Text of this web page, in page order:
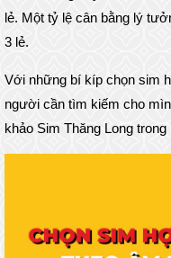
lẻ. Một tỷ lệ cân bằng lý
3 lẻ.
Với những bí kíp chọn sim
người cần tìm kiếm cho
khảo Sim Thăng Long trong